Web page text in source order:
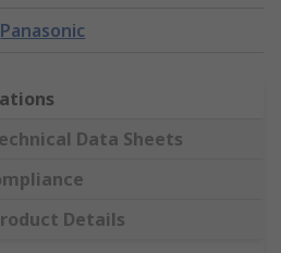
Panasonic
Data Sheets
Details